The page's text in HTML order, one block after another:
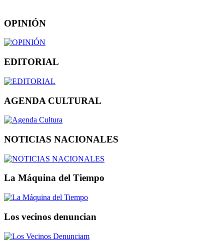
OPINIÓN
EDITORIAL
AGENDA CULTURAL
NOTICIAS NACIONALES
La Máquina del Tiempo
Los vecinos denuncian